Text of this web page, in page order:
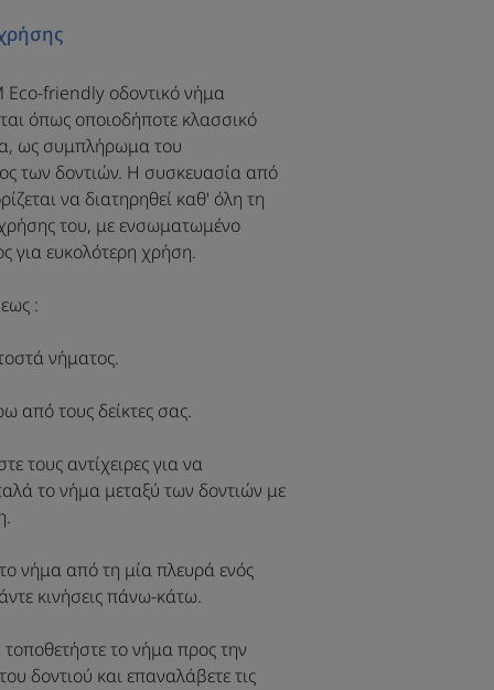
να διευρύνετε
υπεύθυνη
στο θέμα της
μπορείτε
με την
ELGYDIUM
σχεδιασμό που αξιοποιεί τα
και τη διάμετρό του που
Eco-friendly οδοντικό νήμα
όπως οποιοδήποτε κλασσικό
ως συμπλήρωμα του
των δοντιών. Η συσκευασία από
να διατηρηθεί καθ' όλη τη
του, με ενσωματωμένο
για ευκολότερη χρήση.
:
νήματος.
από τους δείκτες σας.
τους αντίχειρες για να
το νήμα μεταξύ των δοντιών με
νήμα από τη μία πλευρά ενός
κινήσεις πάνω-κάτω.
τοποθετήστε το νήμα προς την
δοντιού και επαναλάβετε τις